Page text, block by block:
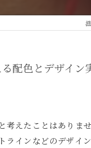
配色とデザイン
考えたことはあり
インなどのデザイ